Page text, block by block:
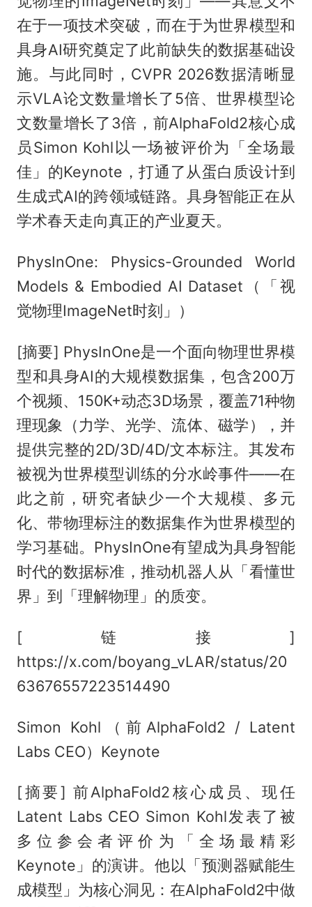
在于一项技术突破，而在于为世界模型和
具身AI研究奠定了此前缺失的数据基础设
施。与此同时，CVPR 2026数据清晰显
示VLA论文数量增长了5倍、世界模型论
文数量增长了3倍，前AlphaFold2核心成
员Simon Kohl以一场被评价为「全场最
佳」的Keynote，打通了从蛋白质设计到
生成式AI的跨领域链路。具身智能正在从
学术春天走向真正的产业夏天。
PhysInOne: Physics-Grounded World
Models & Embodied AI Dataset（「视
觉物理ImageNet时刻」）
[摘要] PhysInOne是一个面向物理世界模
型和具身AI的大规模数据集，包含200万
个视频、150K+动态3D场景，覆盖71种物
理现象（力学、光学、流体、磁学），并
提供完整的2D/3D/4D/文本标注。其发布
被视为世界模型训练的分水岭事件——在
此之前，研究者缺少一个大规模、多元
化、带物理标注的数据集作为世界模型的
学习基础。PhysInOne有望成为具身智能
时代的数据标准，推动机器人从「看懂世
界」到「理解物理」的质变。
[链接]
https://x.com/boyang_vLAR/status/20
63676557223514490
Simon Kohl（前AlphaFold2 / Latent
Labs CEO）Keynote
[摘要] 前AlphaFold2核心成员、现任
Latent Labs CEO Simon Kohl发表了被
多位参会者评价为「全场最精彩
Keynote」的演讲。他以「预测器赋能生
成模型」为核心洞见：在AlphaFold2中做